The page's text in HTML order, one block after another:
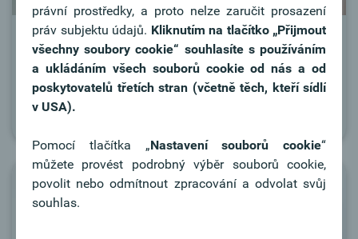
Kontakt s bankou
Informace o bance a spojení.
Více informací
právní prostředky, a proto nelze zaručit prosazení
práv subjektu údajů. Kliknutím na tlačítko „Přijmout
všechny soubory cookie“ souhlasíte s používáním
a ukládáním všech souborů cookie od nás a od
poskytovatelů třetích stran (včetně těch, kteří sídlí
v USA).
Pomocí tlačítka „Nastavení souborů cookie“
můžete provést podrobný výběr souborů cookie,
povolit nebo odmítnout zpracování a odvolat svůj
souhlas.